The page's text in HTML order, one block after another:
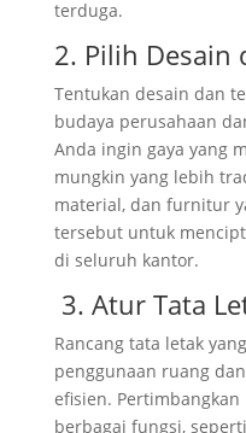
terduga.
2. Pilih Desain
Tentukan desain dan
budaya perusahaan
Anda ingin gaya yang
mungkin yang lebih
material, dan furnitur
tersebut untuk
di seluruh kantor.
3. Atur Tata
Rancang tata letak
penggunaan ruang
efisien.
berbagai fungsi,